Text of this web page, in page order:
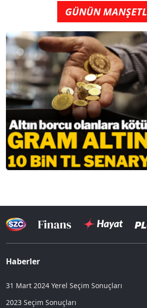
GÜNÜN
Haberler
31 Mart 2024 Yerel Seçim Sonuçları
2023 Seçim Sonuçları